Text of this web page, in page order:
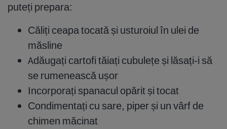
puteți prepara:
Căliți ceapa tocată și usturoiul în ulei de
măsline
Adăugați cartofi tăiați cubulețe și lăsați-i să
se rumenească ușor
Incorporați spanacul opărit și tocat
Condimentați cu sare, piper și un vârf de
chimen măcinat